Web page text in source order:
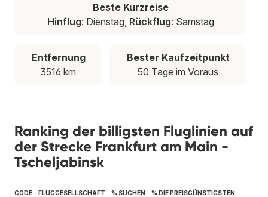
Beste Kurzreise
Hinflug: Dienstag, Rückflug: Samstag
Entfernung
3516 km
Bester Kaufzeitpunkt
50 Tage im Voraus
Ranking der billigsten Fluglinien auf
der Strecke Frankfurt am Main -
Tscheljabinsk
CODE FLUGGESELLSCHAFT % SUCHEN % DIE PREISGÜNSTIGSTEN